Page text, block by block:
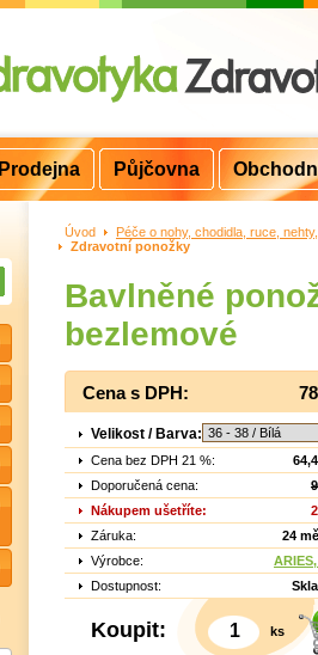
Úvod >
Péče o nohy, chodidla, ruce,
Zdravotní ponožky
Bavlněné
bezlemové
Cena s DPH:
Velikost / Barva:
Cena bez DPH 21 %:
Doporučená cena:
Nákupem ušetříte:
Záruka:
24
Výrobce:
Dostupnost:
Koupit: ks
Prodejna Půjčovna